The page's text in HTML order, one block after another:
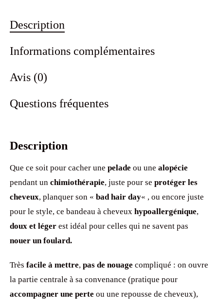
Description
Informations complémentaires
Avis (0)
Questions fréquentes
Description
Que ce soit pour cacher une pelade ou une alopécie
pendant un chimiothérapie, juste pour se protéger les
cheveux, planquer son « bad hair day« , ou encore juste
pour le style, ce bandeau à cheveux hypoallergénique,
doux et léger est idéal pour celles qui ne savent pas
nouer un foulard.
Très facile à mettre, pas de nouage compliqué : on ouvre
la partie centrale à sa convenance (pratique pour
accompagner une perte ou une repousse de cheveux),